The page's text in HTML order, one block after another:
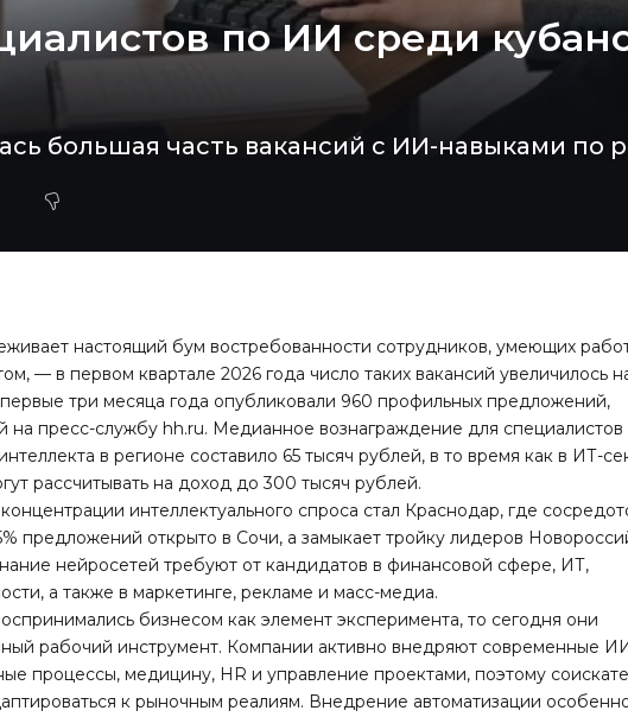
по ИИ среди
большая часть вакансий с ИИ-навыками по
настоящий бум востребованности сотрудников, умеющих
— в первом квартале 2026 года число таких вакансий увеличилось
три месяца года опубликовали 960 профильных предложений,
на пресс-службу hh.ru. Медианное вознаграждение для специалистов
в регионе составило 65 тысяч рублей, в то время как в ИТ-
рассчитывать на доход до 300 тысяч рублей.
интеллектуального спроса стал Краснодар, где
предложений открыто в Сочи, а замыкает тройку лидеров
нейросетей требуют от кандидатов в финансовой сфере, ИТ,
а также в маркетинге, рекламе и масс-медиа.
бизнесом как элемент эксперимента, то сегодня они
рабочий инструмент. Компании активно внедряют современные
процессы, медицину, HR и управление проектами, поэтому
к рыночным реалиям. Внедрение автоматизации